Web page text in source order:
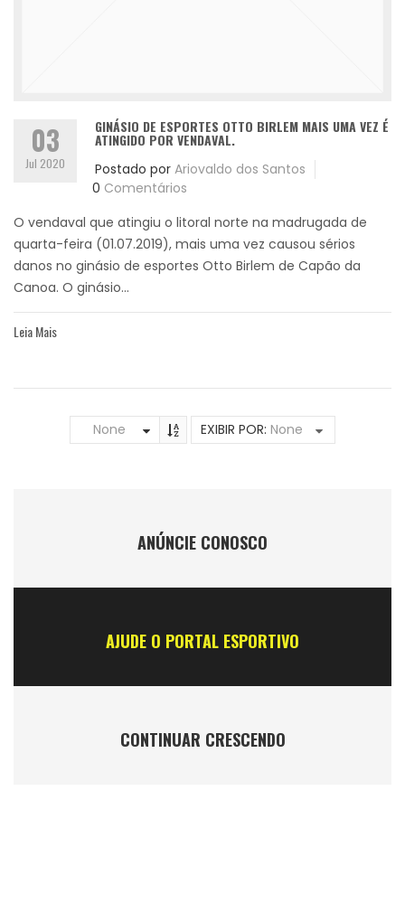
03
Jul 2020
GINÁSIO DE ESPORTES OTTO BIRLEM MAIS UMA VEZ É
ATINGIDO POR VENDAVAL.
Postado por Ariovaldo dos Santos
0 Comentários
O vendaval que atingiu o litoral norte na madrugada de
quarta-feira (01.07.2019), mais uma vez causou sérios
danos no ginásio de esportes Otto Birlem de Capão da
Canoa. O ginásio...
Leia Mais
None EXIBIR POR: None
ANÚNCIE CONOSCO
AJUDE O PORTAL ESPORTIVO
CONTINUAR CRESCENDO